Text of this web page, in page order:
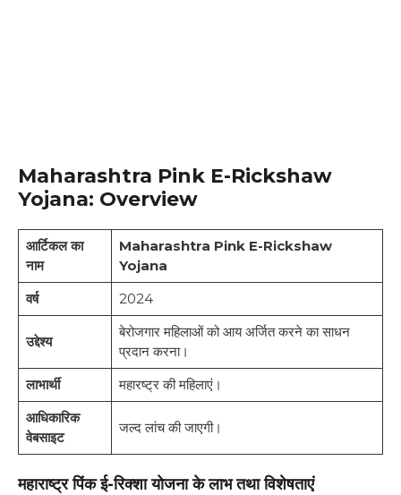
Maharashtra Pink E-Rickshaw
Yojana: Overview
आर्टिकल का
नाम
Maharashtra Pink E-Rickshaw
Yojana
वर्ष
2024
उद्देश्य
बेरोजगार महिलाओं को आय अर्जित करने का साधन
प्रदान करना।
लाभार्थी
महारष्ट्र की महिलाएं।
आधिकारिक
वेबसाइट
जल्द लांच की जाएगी।
महाराष्ट्र पिंक ई-रिक्शा योजना के लाभ तथा विशेषताएं